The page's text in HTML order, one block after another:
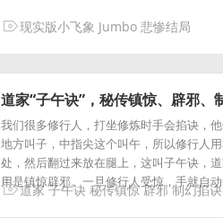
现实版小飞象 Jumbo 悲惨结局
道家“子午诀”，秘传镇惊、辟邪、
我们很多修行人，打坐修炼时手会掐诀，
地方叫子，中指尖这个叫午，所以修行人
处，然后翻过来放在腿上，这叫子午诀，
用是镇惊辟邪。一旦修行人受惊，手就自
道家 子午诀 秘传镇惊 辟邪 制幻掐诀